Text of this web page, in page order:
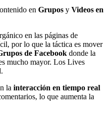
en Grupos y Videos en
en las páginas de
por lo que la táctica es mover
de Facebook donde la
mucho mayor. Los Lives
la interacción en tiempo real
lo que aumenta la